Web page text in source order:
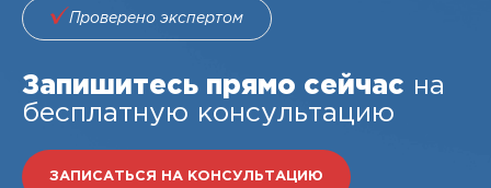
Проверено экспертом
Запишитесь прямо сейчас на
бесплатную консультацию
ЗАПИСАТЬСЯ НА КОНСУЛЬТАЦИЮ